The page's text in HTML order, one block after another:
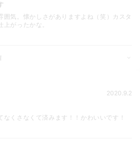
囲気。懐かしさがありますよね（笑）カスタ
がったかな。
2020.9.2
くさなくて済みます！！かわいいです！